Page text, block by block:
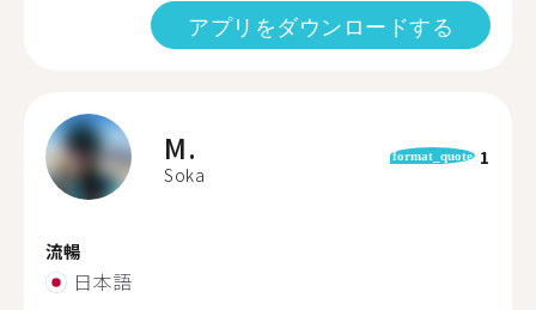
アプリをダウンロードする
M.
Soka
format_quote 1
流暢
日本語